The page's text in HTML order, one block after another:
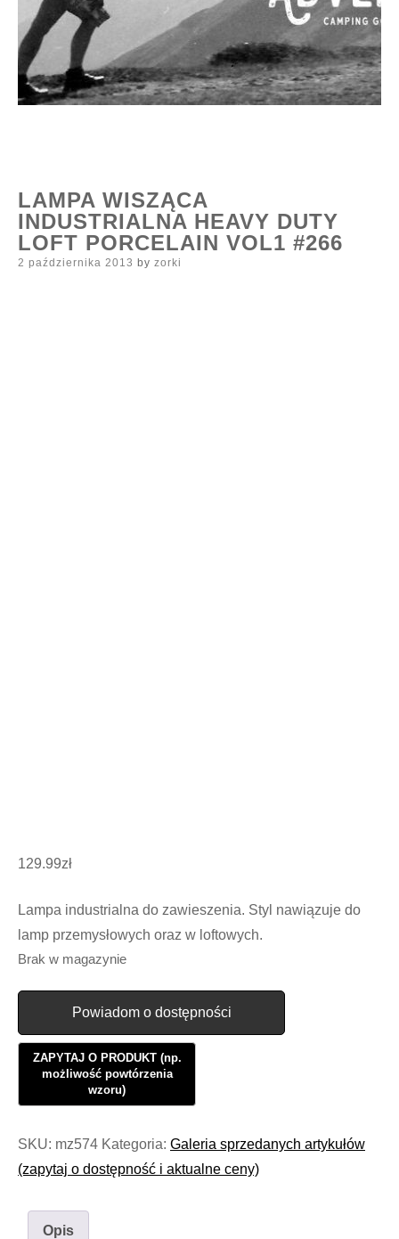
LAMPA WISZĄCA
INDUSTRIALNA HEAVY DUTY
LOFT PORCELAIN VOL1 #266
Posted
2 października 2013 by zorki
129.99zł
Lampa industrialna do zawieszenia. Styl nawiązuje do
lamp przemysłowych oraz w loftowych.
Brak w magazynie
Powiadom o dostępności
SKU: mz574 Kategoria: Galeria sprzedanych artykułów
(zapytaj o dostępność i aktualne ceny)
Opis